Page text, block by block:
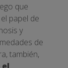
que
papel de
y
de
también,